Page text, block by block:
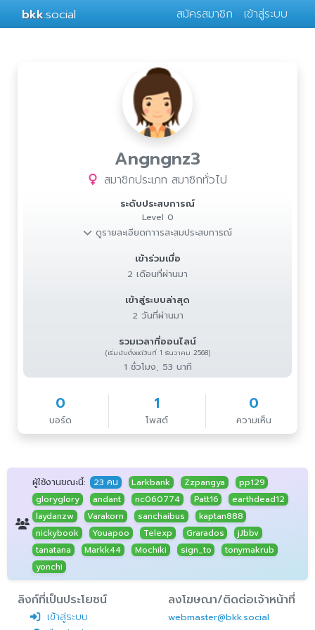
bkk.social สมัครสมาชิก เข้าสู่ระบบ
Angngnz3
สมาชิกประเภท สมาชิกทั่วไป
ระดับประสบการณ์
Level 0
ดูรายละเอียดกาารสะสมประสบการณ์
เข้าร่วมเมื่อ
2 เดือนที่ผ่านมา
เข้าสู่ระบบล่าสุด
2 วันที่ผ่านมา
รวมเวลาที่ออนไลน์
(เริ่มนับตั้งแต่วันที่ 1 ธันวาคม 2568)
1 ชั่วโมง, 53 นาที
0
บอร์ด
1
โพสต์
0
ความเห็น
ผู้ใช้งานขณะนี้: 23 คน Larkbank Zzpangya
pp129
gloryglory
andant nc060774 Patt16
earthdead12
laydanzw
Varakorn sanchaibus
kaptan888
nickybook
Youapoo Telexp Grarados
jJbbv
tanatana
Markk44 Mochiki sign_to
tonymakrub
yonchi
ลิงก์ที่เป็นประโยชน์
เข้าสู่ระบบ
ลงโฆษณา/ติดต่อเจ้าหน้าที่
webmaster@bkk.social